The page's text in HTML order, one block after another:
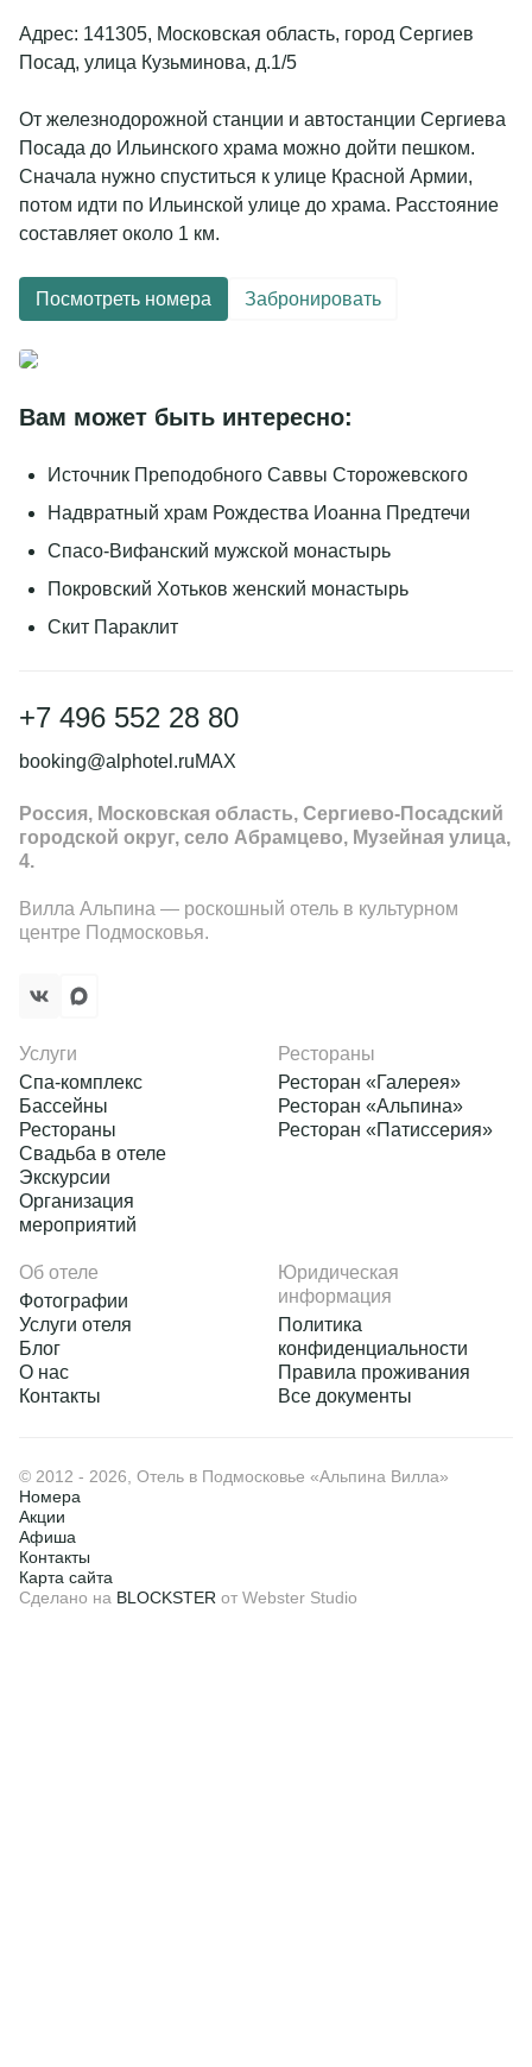
Адрес: 141305, Московская область, город Сергиев
Посад, улица Кузьминова, д.1/5
От железнодорожной станции и автостанции Сергиева
Посада до Ильинского храма можно дойти пешком.
Сначала нужно спуститься к улице Красной Армии,
потом идти по Ильинской улице до храма. Расстояние
составляет около 1 км.
Посмотреть номера Забронировать
Вам может быть интересно:
Источник Преподобного Саввы Сторожевского
Надвратный храм Рождества Иоанна Предтечи
Спасо-Вифанский мужской монастырь
Покровский Хотьков женский монастырь
Скит Параклит
+7 496 552 28 80
booking@alphotel.ruMAX
Россия, Московская область, Сергиево-Посадский
городской округ, село Абрамцево, Музейная улица,
4.
Вилла Альпина — роскошный отель в культурном
центре Подмосковья.
Услуги
Спа-комплекс
Бассейны
Рестораны
Свадьба в отеле
Экскурсии
Организация
мероприятий
Рестораны
Ресторан «Галерея»
Ресторан «Альпина»
Ресторан «Патиссерия»
Об отеле
Фотографии
Услуги отеля
Блог
О нас
Контакты
Юридическая
информация
Политика
конфиденциальности
Правила проживания
Все документы
© 2012 - 2026, Отель в Подмосковье «Альпина Вилла»
Номера
Акции
Афиша
Контакты
Карта сайта
Сделано на BLOCKSTER от Webster Studio